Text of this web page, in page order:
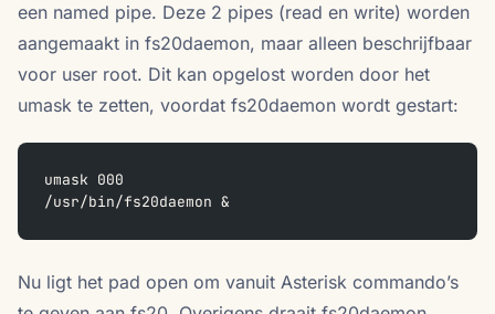
een named pipe. Deze 2 pipes (read en write) worden
aangemaakt in fs20daemon, maar alleen beschrijfbaar
voor user root. Dit kan opgelost worden door het
umask te zetten, voordat fs20daemon wordt gestart:
umask 000
/usr/bin/fs20daemon &
Nu ligt het pad open om vanuit Asterisk commando’s